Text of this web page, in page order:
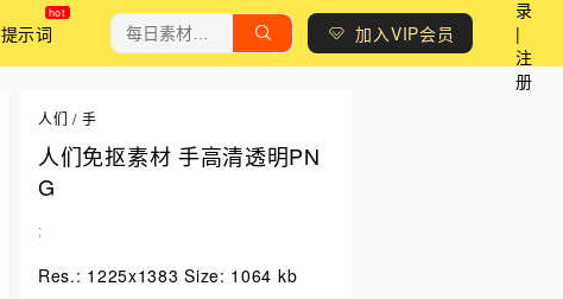
提示词 加入VIP会员
录
|
注
册
人们 / 手
人们免抠素材 手高清透明PN
G
;
Res.: 1225x1383 Size: 1064 kb